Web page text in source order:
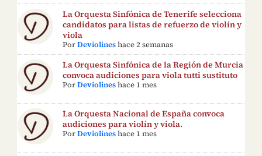
La Orquesta Sinfónica de Tenerife selecciona
candidatos para listas de refuerzo de violín y
viola
PorDeviolines hace 2 semanas
La Orquesta Sinfónica de la Región de Murcia
convoca audiciones para viola tutti sustituto
PorDeviolines hace 1 mes
La Orquesta Nacional de España convoca
audiciones para violín y viola.
PorDeviolines hace 1 mes